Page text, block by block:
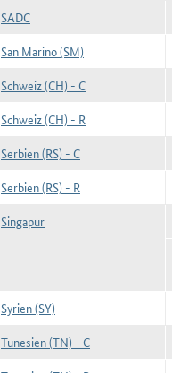
SADC
San Marino (SM)
Schweiz (CH) - C
Schweiz (CH) - R
Serbien (RS) - C
Serbien (RS) - R
Singapur
Syrien (SY)
Tunesien (TN) - C